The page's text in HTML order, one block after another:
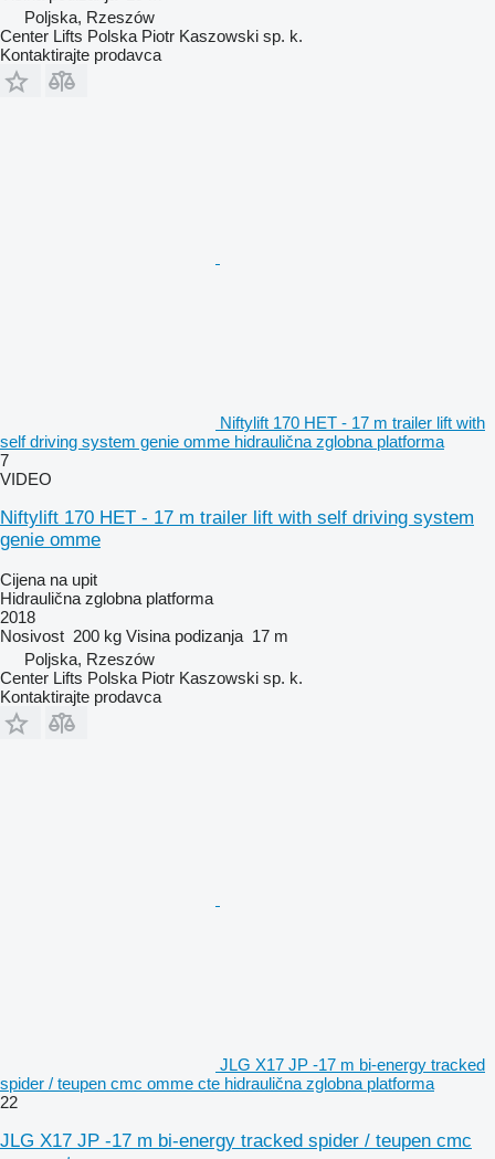
Poljska, Rzeszów
Center Lifts Polska Piotr Kaszowski sp. k.
Kontaktirajte prodavca
Niftylift 170 HET - 17 m trailer lift with
self driving system genie omme hidraulična zglobna platforma
7
VIDEO
Niftylift 170 HET - 17 m trailer lift with self driving system
genie omme
Cijena na upit
Hidraulična zglobna platforma
2018
Nosivost 200 kg Visina podizanja 17 m
Poljska, Rzeszów
Center Lifts Polska Piotr Kaszowski sp. k.
Kontaktirajte prodavca
JLG X17 JP -17 m bi-energy tracked
spider / teupen cmc omme cte hidraulična zglobna platforma
22
JLG X17 JP -17 m bi-energy tracked spider / teupen cmc